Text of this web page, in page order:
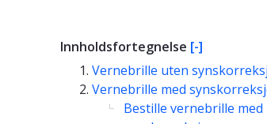
Innholdsfortegnelse [-]
Vernebrille uten
Vernebrille med
Bestille vernebrille med